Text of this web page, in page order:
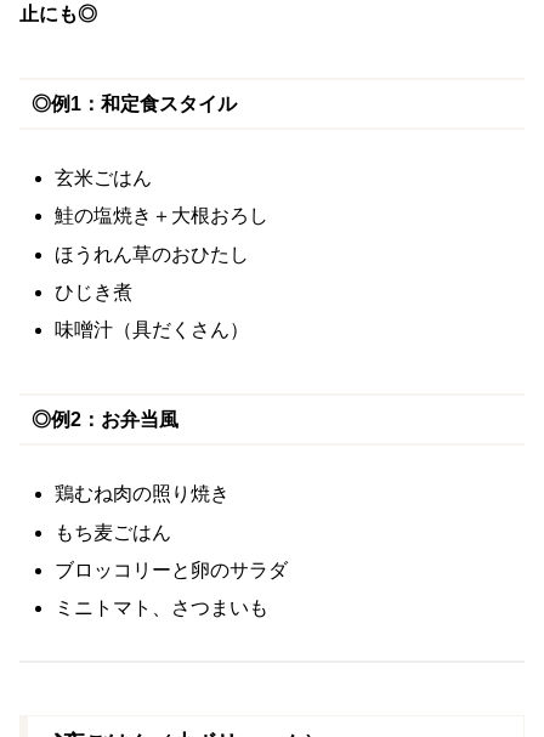
止にも◎
◎例1：和定食スタイル
玄米ごはん
鮭の塩焼き＋大根おろし
ほうれん草のおひたし
ひじき煮
味噌汁（具だくさん）
◎例2：お弁当風
鶏むね肉の照り焼き
もち麦ごはん
ブロッコリーと卵のサラダ
ミニトマト、さつまいも